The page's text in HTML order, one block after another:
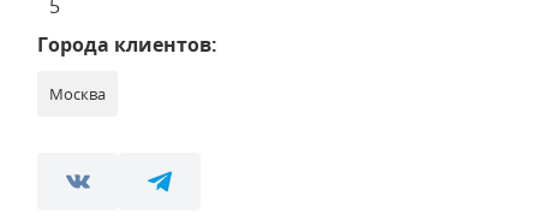
5
Города клиентов:
Москва